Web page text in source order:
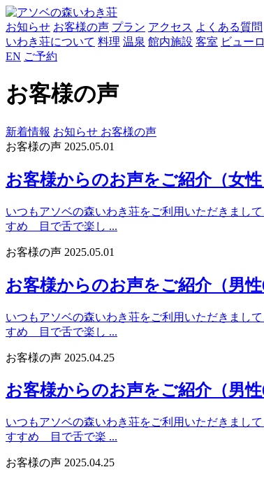
お知らせ お客様の声 プラン アクセス よくある質問
いわき荘について 料理 温泉 館内施設 客室 ビュー
EN ご予約
お客様の声
新着情報 お知らせ お客様の声
お客様の声 2025.05.01
お客様からのお声をご紹介（女
いつもアソベの森いわき荘をご利用いただきまし
すめ 目で舌で楽し ...
お客様の声 2025.05.01
お客様からのお声をご紹介（男
いつもアソベの森いわき荘をご利用いただきまし
すめ 目で舌で楽し ...
お客様の声 2025.04.25
お客様からのお声をご紹介（男
いつもアソベの森いわき荘をご利用いただきまし
すすめ 目で舌で楽 ...
お客様の声 2025.04.25